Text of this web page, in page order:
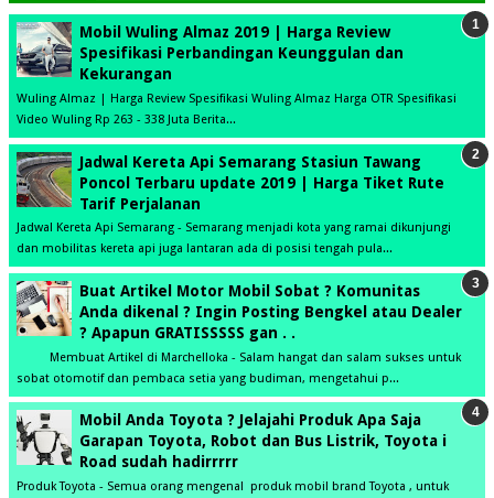
Mobil Wuling Almaz 2019 | Harga Review
Spesifikasi Perbandingan Keunggulan dan
Kekurangan
Wuling Almaz | Harga Review Spesifikasi Wuling Almaz Harga OTR Spesifikasi
Video Wuling Rp 263 - 338 Juta Berita...
Jadwal Kereta Api Semarang Stasiun Tawang
Poncol Terbaru update 2019 | Harga Tiket Rute
Tarif Perjalanan
Jadwal Kereta Api Semarang - Semarang menjadi kota yang ramai dikunjungi
dan mobilitas kereta api juga lantaran ada di posisi tengah pula...
Buat Artikel Motor Mobil Sobat ? Komunitas
Anda dikenal ? Ingin Posting Bengkel atau Dealer
? Apapun GRATISSSSS gan . .
Membuat Artikel di Marchelloka - Salam hangat dan salam sukses untuk
sobat otomotif dan pembaca setia yang budiman, mengetahui p...
Mobil Anda Toyota ? Jelajahi Produk Apa Saja
Garapan Toyota, Robot dan Bus Listrik, Toyota i
Road sudah hadirrrrr
Produk Toyota - Semua orang mengenal produk mobil brand Toyota , untuk